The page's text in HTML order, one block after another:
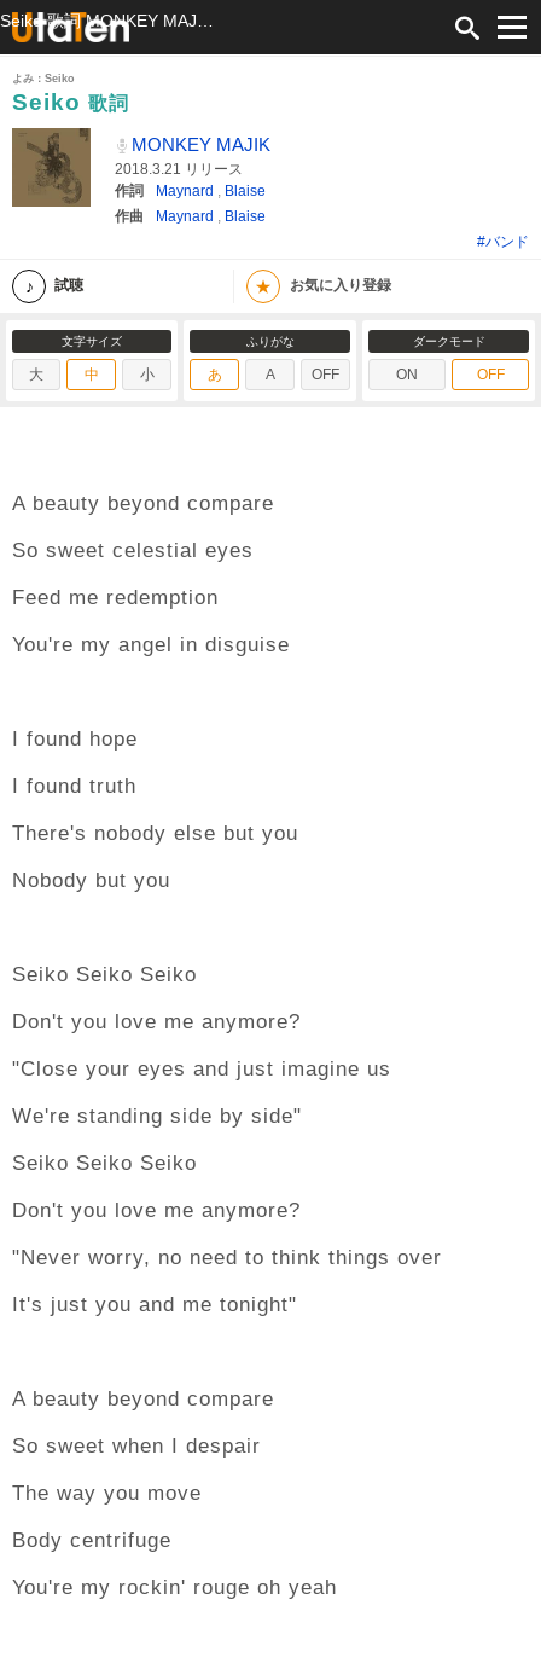
よみ：Seiko
Seiko 歌詞
MONKEY MAJIK
2018.3.21 リリース
作詞
Maynard , Blaise
作曲
Maynard , Blaise
#バンド
試聴 ★ お気に入り登録
文字サイズ
大 中 小
ふりがな
あ A OFF
ダークモード
ON OFF
A beauty beyond compare
So sweet celestial eyes
Feed me redemption
You're my angel in disguise
I found hope
I found truth
There's nobody else but you
Nobody but you
Seiko Seiko Seiko
Don't you love me anymore?
"Close your eyes and just imagine us
We're standing side by side"
Seiko Seiko Seiko
Don't you love me anymore?
"Never worry, no need to think things over
It's just you and me tonight"
A beauty beyond compare
So sweet when I despair
The way you move
Body centrifuge
You're my rockin' rouge oh yeah